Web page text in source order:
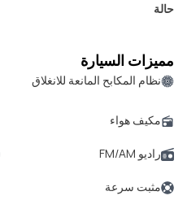
حالة
مميزات السيارة
نظام المكابح المانعة للانغلاق
مكيف هواء
راديو FM/AM
مثبت سرعة